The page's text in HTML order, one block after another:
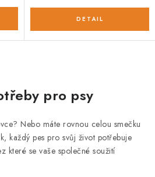
pro psy
Nebo máte rovnou celou smečku
každý pes pro svůj život potřebuje
které se vaše společné soužití